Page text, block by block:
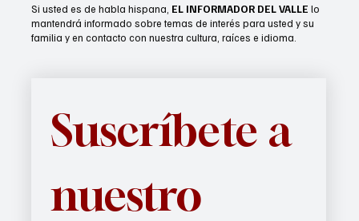
Si usted es de habla hispana, EL INFORMADOR DEL VALLE lo
mantendrá informado sobre temas de interés para usted y su
familia y en contacto con nuestra cultura, raíces e idioma.
Suscríbete a
nuestro